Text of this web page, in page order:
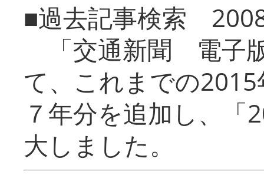
■過去記事検索
「交通新聞 電子
て、これまでの
７年分を追加し、「
大しまし